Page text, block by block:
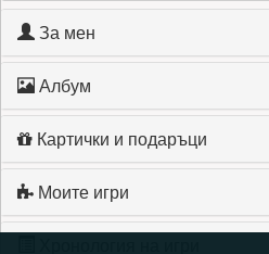
За мен
Албум
Картички и подаръци
Моите игри